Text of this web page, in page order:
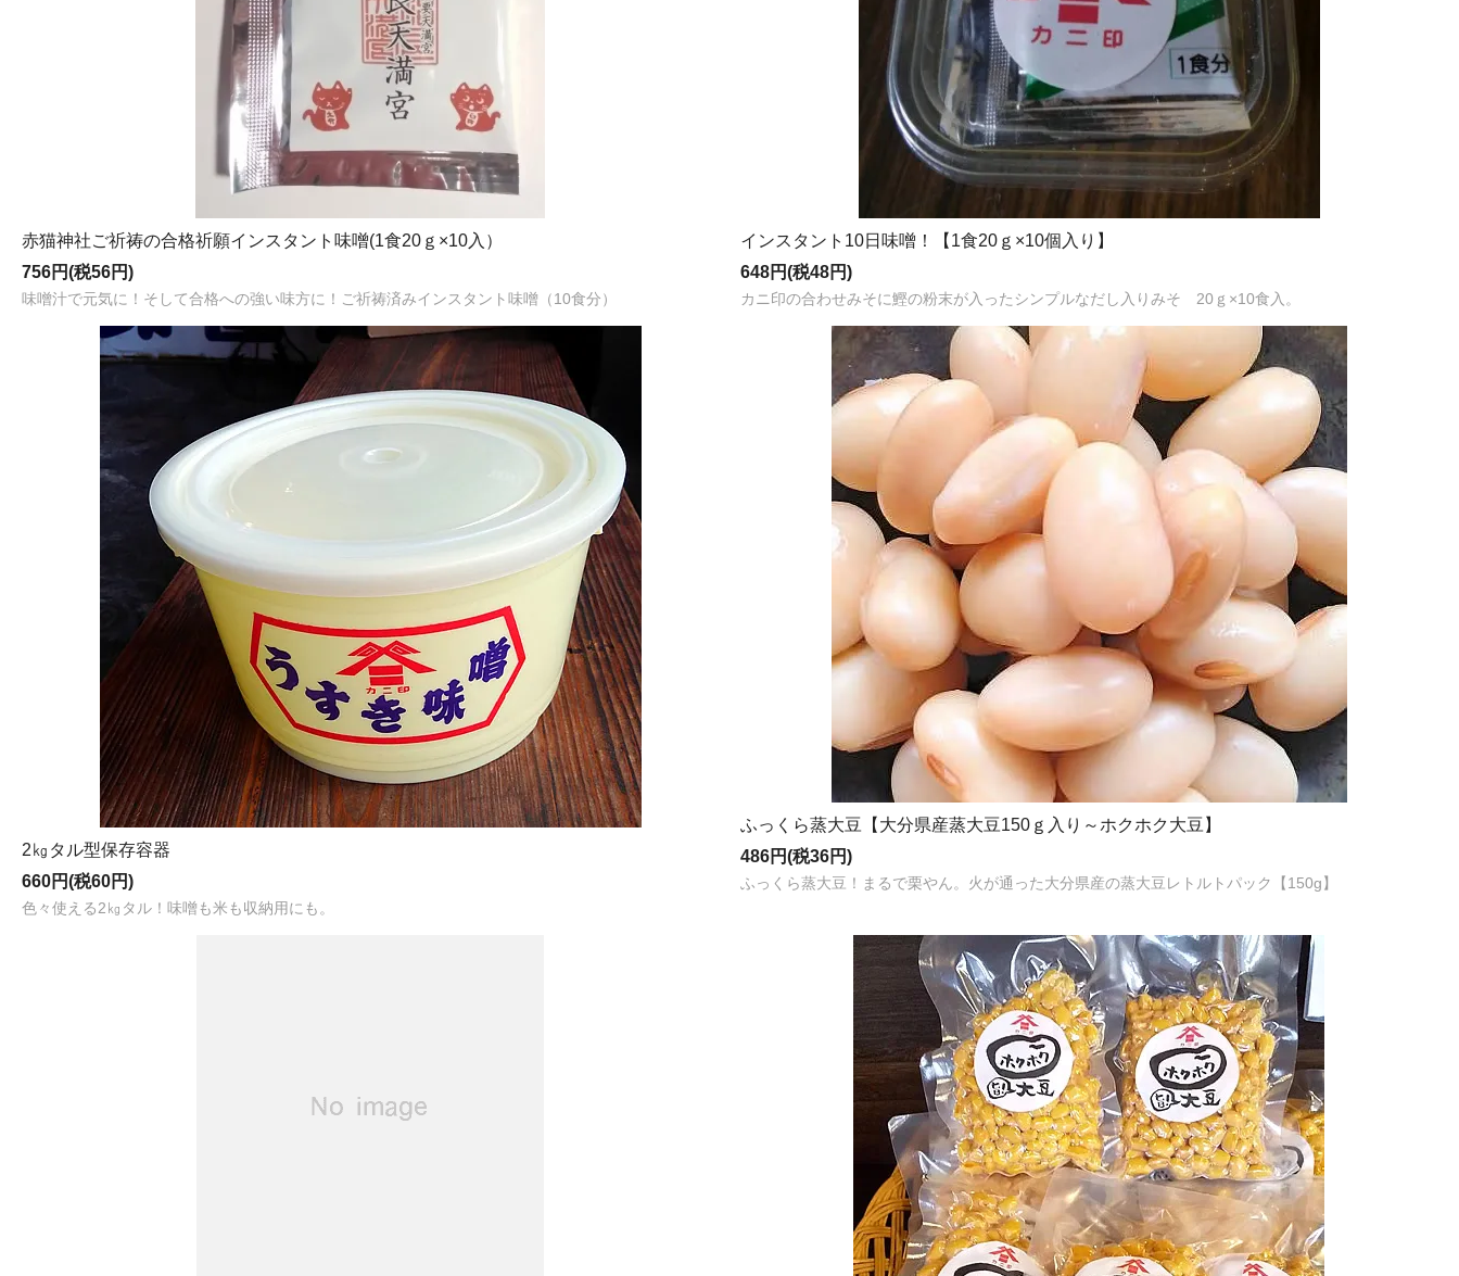
赤猫神社ご祈祷の合格祈願インスタント味噌(1食20ｇ×10入）
756円(税56円)
味噌汁で元気に！そして合格への強い味方に！ご祈祷済みインスタント味噌（10食分）
インスタント10日味噌！【1食20ｇ×10個入り】
648円(税48円)
カニ印の合わせみそに鰹の粉末が入ったシンプルなだし入りみそ 20ｇ×10食入。
2㎏タル型保存容器
660円(税60円)
色々使える2㎏タル！味噌も米も収納用にも。
ふっくら蒸大豆【大分県産蒸大豆150ｇ入り～ホクホク大豆】
486円(税36円)
ふっくら蒸大豆！まるで栗やん。火が通った大分県産の蒸大豆レトルトパック【150g】